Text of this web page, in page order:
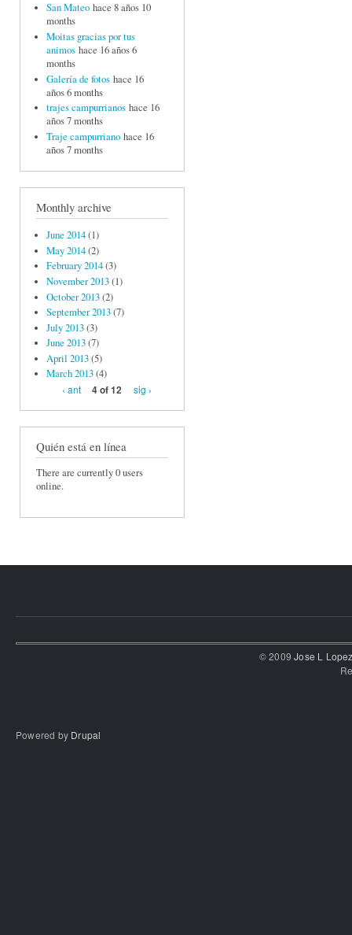
San Mateo hace 8 años 10
months
Moitas gracias por tus
animos hace 16 años 6
months
Galería de fotos hace 16
años 6 months
trajes campurrianos hace 16
años 7 months
Traje campurriano hace 16
años 7 months
Monthly archive
June 2014(1)
May 2014(2)
February 2014(3)
November 2013(1)
October 2013(2)
September 2013(7)
July 2013(3)
June 2013(7)
April 2013(5)
March 2013(4)
‹ ant
4 of 12 sig ›
Quién está en línea
There are currently 0 users
online.
© 2009Jose L
Powered by Drupal